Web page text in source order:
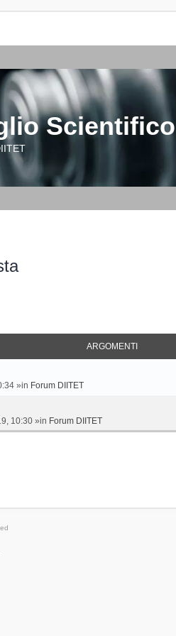
Scientifico
ARGOMENTI
»in Forum DIITET
10:30 »in Forum DIITET